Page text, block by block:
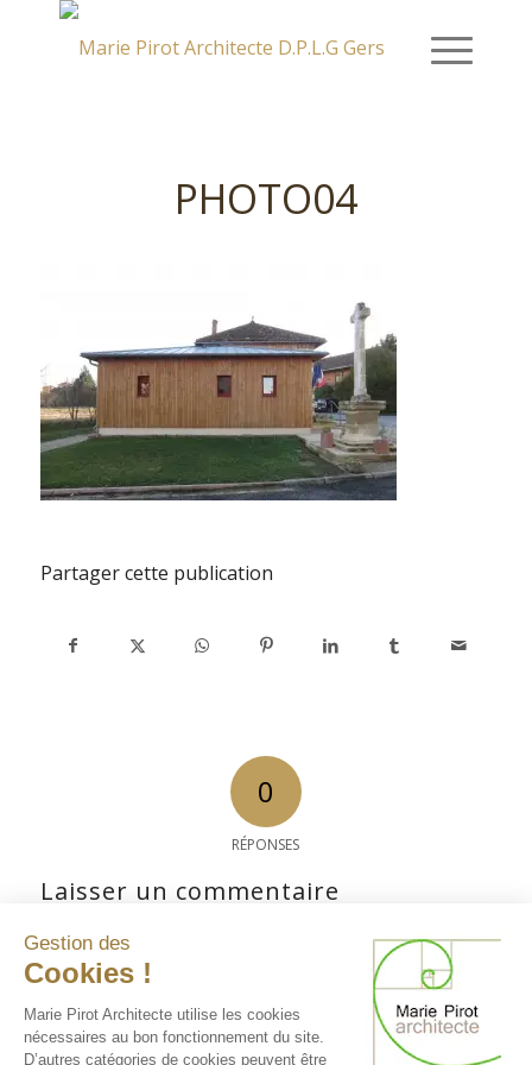
PHOTO04
Partager cette publication
0
RÉPONSES
Laisser un commentaire
Rejoindre la discussion?
N’hésitez pas à contribuer !
Vous devezvous connecterpour publier un
commentaire.
Gestion des
Cookies !
Marie Pirot Architecte utilise les cookies
nécessaires au bon fonctionnement du site.
D’autres catégories de cookies peuvent être